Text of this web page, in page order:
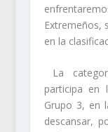
Extremeños,
en la
La
participa en
Grupo 3, en
descansar,